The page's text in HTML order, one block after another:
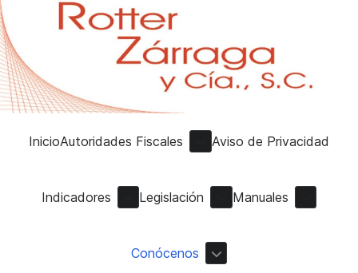
InicioAutoridades Fiscales Aviso de Privacidad
Indicadores Legislación Manuales
Conócenos